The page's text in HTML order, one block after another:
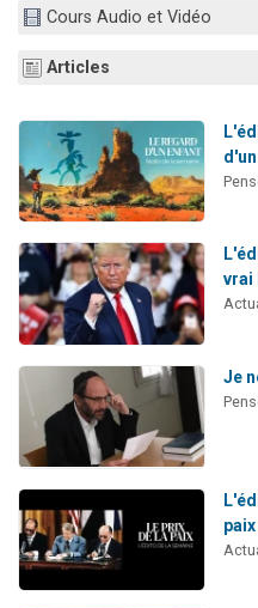
3 personnes
Il reste 49
Cours Audio et Vidéo
Articles
vrai
Je
paix